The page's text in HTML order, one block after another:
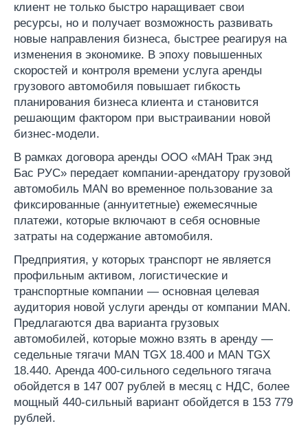
клиент не только быстро наращивает свои
ресурсы, но и получает возможность развивать
новые направления бизнеса, быстрее реагируя на
изменения в экономике. В эпоху повышенных
скоростей и контроля времени услуга аренды
грузового автомобиля повышает гибкость
планирования бизнеса клиента и становится
решающим фактором при выстраивании новой
бизнес-модели.
В рамках договора аренды ООО «МАН Трак энд
Бас РУС» передает компании-арендатору грузовой
автомобиль MAN во временное пользование за
фиксированные (аннуитетные) ежемесячные
платежи, которые включают в себя основные
затраты на содержание автомобиля.
Предприятия, у которых транспорт не является
профильным активом, логистические и
транспортные компании — основная целевая
аудитория новой услуги аренды от компании MAN.
Предлагаются два варианта грузовых
автомобилей, которые можно взять в аренду —
седельные тягачи MAN TGX 18.400 и MAN TGX
18.440. Аренда 400-сильного седельного тягача
обойдется в 147 007 рублей в месяц с НДС, более
мощный 440-сильный вариант обойдется в 153 779
рублей.